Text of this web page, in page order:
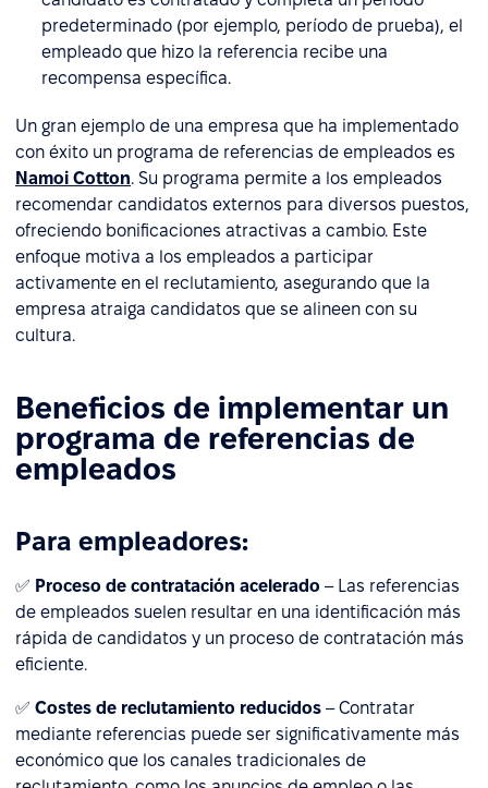
predeterminado (por ejemplo, período de prueba), el
empleado que hizo la referencia recibe una
recompensa específica.
Un gran ejemplo de una empresa que ha implementado
con éxito un programa de referencias de empleados es
Namoi Cotton. Su programa permite a los empleados
recomendar candidatos externos para diversos puestos,
ofreciendo bonificaciones atractivas a cambio. Este
enfoque motiva a los empleados a participar
activamente en el reclutamiento, asegurando que la
empresa atraiga candidatos que se alineen con su
cultura.
Beneficios de implementar un
programa de referencias de
empleados
Para empleadores:
✅ Proceso de contratación acelerado – Las referencias
de empleados suelen resultar en una identificación más
rápida de candidatos y un proceso de contratación más
eficiente.
✅ Costes de reclutamiento reducidos – Contratar
mediante referencias puede ser significativamente más
económico que los canales tradicionales de